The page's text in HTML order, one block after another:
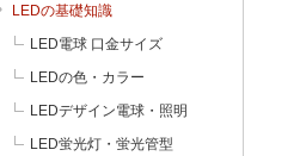
LEDの基礎知識
LED電球 口金サイズ
LEDの色・カラー
LEDデザイン電球・照明
LED蛍光灯・蛍光管型